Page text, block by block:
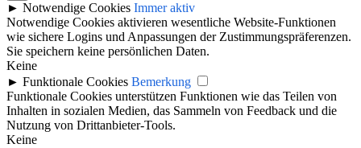
► Notwendige Cookies Immer aktiv
Notwendige Cookies aktivieren wesentliche Website-Funktionen
wie sichere Logins und Anpassungen der Zustimmungspräferenzen.
Sie speichern keine persönlichen Daten.
Keine
► Funktionale Cookies Bemerkung
Funktionale Cookies unterstützen Funktionen wie das Teilen von
Inhalten in sozialen Medien, das Sammeln von Feedback und die
Nutzung von Drittanbieter-Tools.
Keine